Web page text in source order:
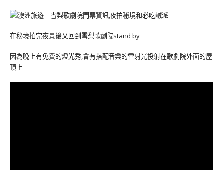
在秘境拍完夜景後又回到雪梨歌劇院stand by
因為晚上有免費的燈光秀,會有搭配音樂的雷射光投射在歌劇院外面的屋
頂上